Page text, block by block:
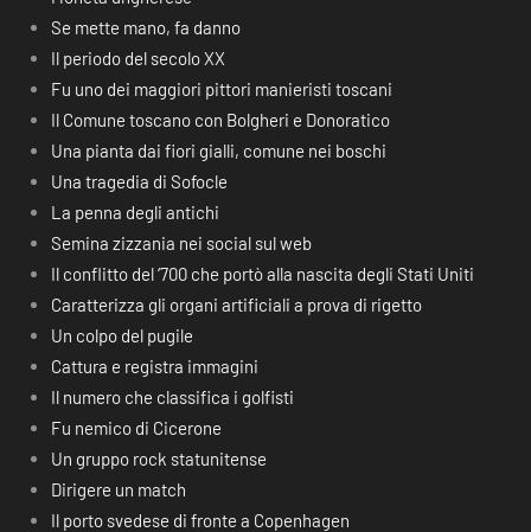
Se mette mano, fa danno
Il periodo del secolo XX
Fu uno dei maggiori pittori manieristi toscani
Il Comune toscano con Bolgheri e Donoratico
Una pianta dai fiori gialli, comune nei boschi
Una tragedia di Sofocle
La penna degli antichi
Semina zizzania nei social sul web
Il conflitto del ‘700 che portò alla nascita degli Stati Uniti
Caratterizza gli organi artificiali a prova di rigetto
Un colpo del pugile
Cattura e registra immagini
Il numero che classifica i golfisti
Fu nemico di Cicerone
Un gruppo rock statunitense
Dirigere un match
Il porto svedese di fronte a Copenhagen